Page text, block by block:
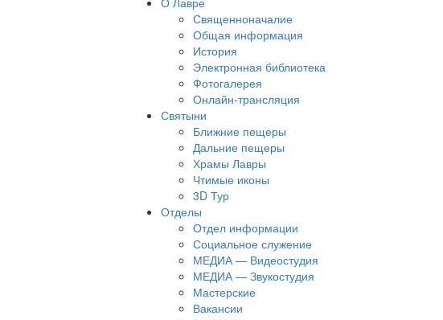
Священноначалие
Общая информация
История
Электронная библиотека
Фотогалерея
Онлайн-трансляция
Святыни
Ближние пещеры
Дальние пещеры
Храмы Лавры
Чтимые иконы
3D Тур
Отделы
Отдел информации
Социальное служение
МЕДИА — Видеостудия
МЕДИА — Звукостудия
Мастерские
Вакансии